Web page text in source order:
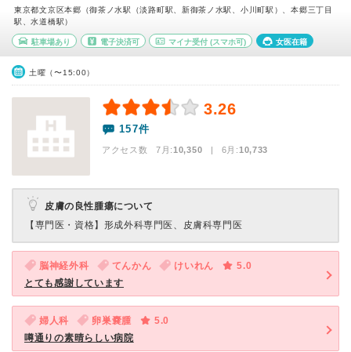
東京都文京区本郷（御茶ノ水駅（淡路町駅、新御茶ノ水駅、小川町駅）、本郷三丁目
駅、水道橋駅）
駐車場あり 電子決済可 マイナ受付 (スマホ可) 女医在籍
土曜（〜15:00）
3.26
157件
アクセス数 7月:10,350 | 6月:10,733
皮膚の良性腫瘍について
【専門医・資格】 形成外科専門医、皮膚科専門医
脳神経外科 てんかん けいれん
5.0
とても感謝しています
婦人科 卵巣嚢腫
5.0
噂通りの素晴らしい病院